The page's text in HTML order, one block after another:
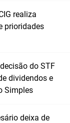
realiza
prioridades
do STF
dividendos e
Simples
deixa de